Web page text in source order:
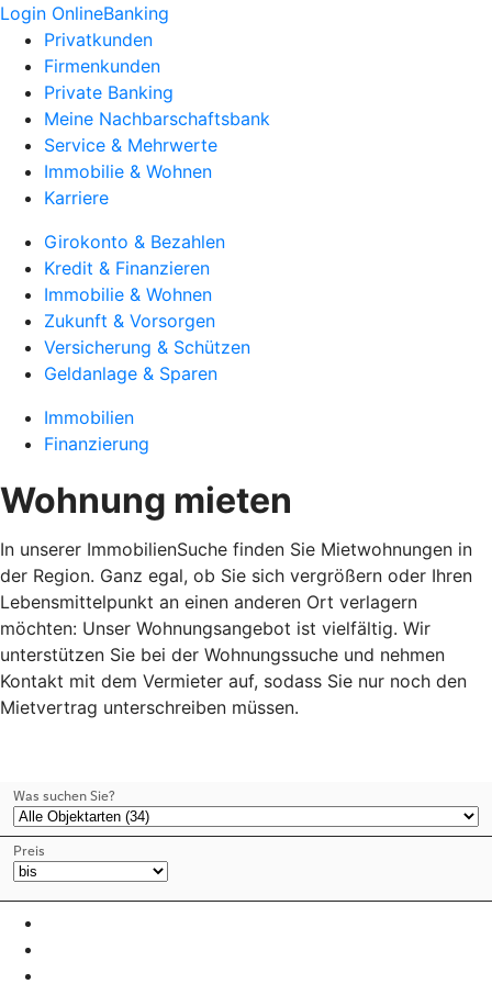
Login OnlineBanking
Privatkunden
Firmenkunden
Private Banking
Meine Nachbarschaftsbank
Service & Mehrwerte
Immobilie & Wohnen
Karriere
Girokonto & Bezahlen
Kredit & Finanzieren
Immobilie & Wohnen
Zukunft & Vorsorgen
Versicherung & Schützen
Geldanlage & Sparen
Immobilien
Finanzierung
Wohnung mieten
In unserer ImmobilienSuche finden Sie Mietwohnungen in
der Region. Ganz egal, ob Sie sich vergrößern oder Ihren
Lebensmittelpunkt an einen anderen Ort verlagern
möchten: Unser Wohnungsangebot ist vielfältig. Wir
unterstützen Sie bei der Wohnungssuche und nehmen
Kontakt mit dem Vermieter auf, sodass Sie nur noch den
Mietvertrag unterschreiben müssen.